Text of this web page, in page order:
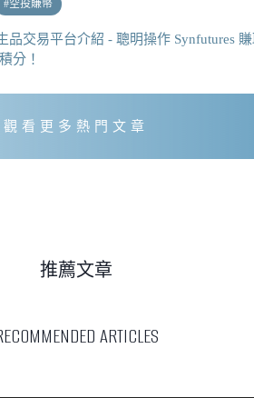
#空投賺幣
品交易平台介紹 - 聰明操作 Synfutures
分！
觀看更多熱門文章
ARTICLES
推薦文章